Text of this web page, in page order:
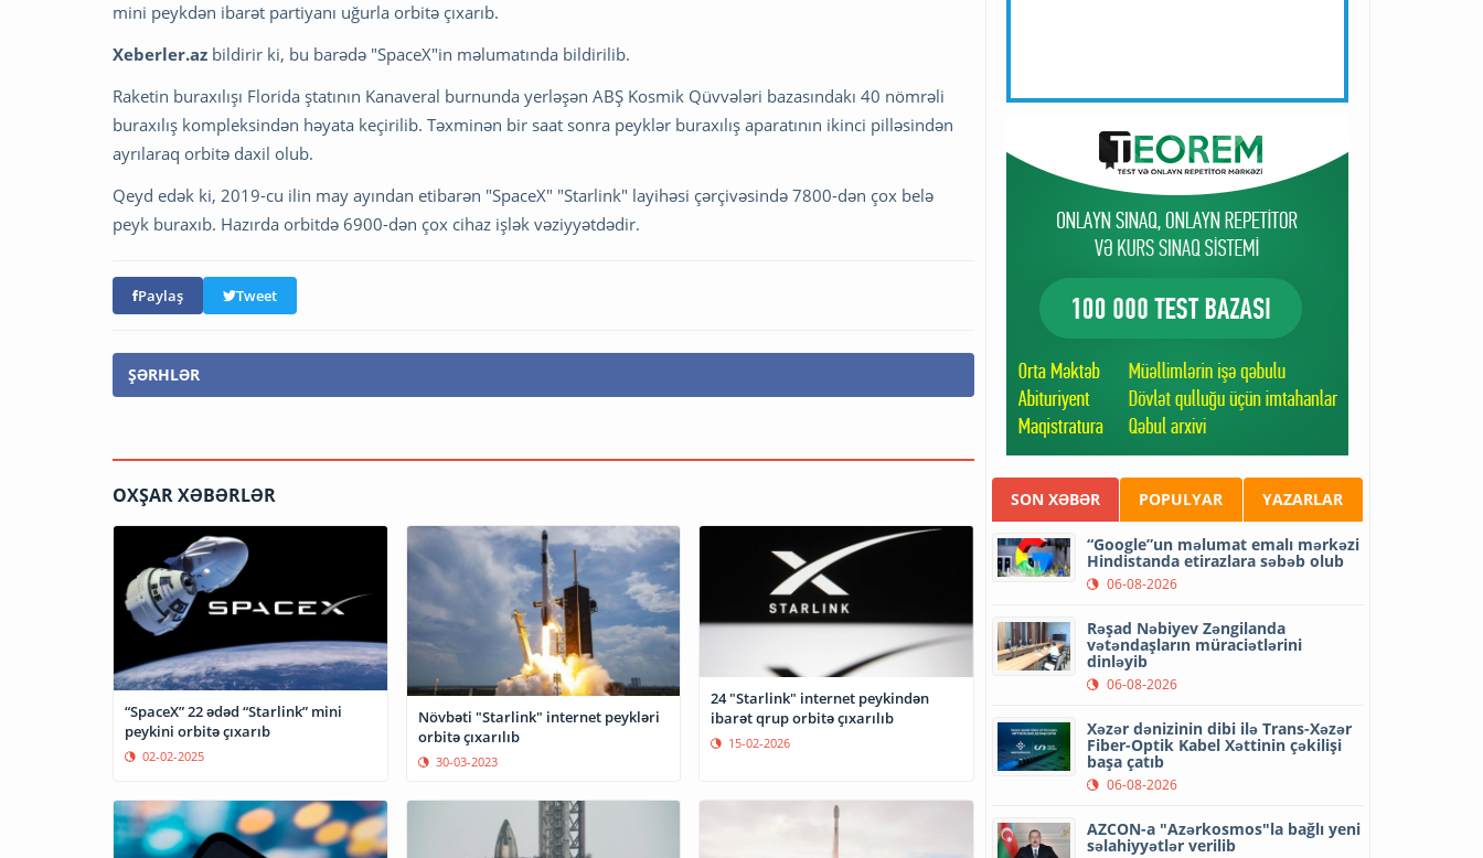
mini peykdən ibarət partiyanı uğurla orbitə çıxarıb.
Xeberler.az bildirir ki, bu barədə "SpaceX"in məlumatında bildirilib.
Raketin buraxılışı Florida ştatının Kanaveral burnunda yerləşən ABŞ Kosmik Qüvvələri bazasındakı 40 nömrəli
buraxılış kompleksindən həyata keçirilib. Təxminən bir saat sonra peyklər buraxılış aparatının ikinci pilləsindən
ayrılaraq orbitə daxil olub.
Qeyd edək ki, 2019-cu ilin may ayından etibarən "SpaceX" "Starlink" layihəsi çərçivəsində 7800-dən çox belə
peyk buraxıb. Hazırda orbitdə 6900-dən çox cihaz işlək vəziyyətdədir.
Paylaş Tweet
ŞƏRHLƏR
OXŞAR XƏBƏRLƏR
“SpaceX” 22 ədəd “Starlink” mini
peykini orbitə çıxarıb
02-02-2025
Növbəti "Starlink" internet peykləri
orbitə çıxarılıb
30-03-2023
24 "Starlink" internet peykindən
ibarət qrup orbitə çıxarılıb
15-02-2026
SON XƏBƏR POPULYAR YAZARLAR
“Google”un məlumat emalı mərkəzi
Hindistanda etirazlara səbəb olub
06-08-2026
Rəşad Nəbiyev Zəngilanda
vətəndaşların müraciətlərini
dinləyib
06-08-2026
Xəzər dənizinin dibi ilə Trans-Xəzər
Fiber-Optik Kabel Xəttinin çəkilişi
başa çatıb
06-08-2026
AZCON-a "Azərkosmos"la bağlı yeni
səlahiyyətlər verilib